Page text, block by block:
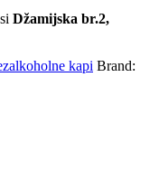
Džamijska br.2,
kapi Brand: